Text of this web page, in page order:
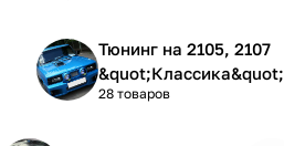
Тюнинг на 2105, 2107
&quot;Классика&quot;
28 товаров